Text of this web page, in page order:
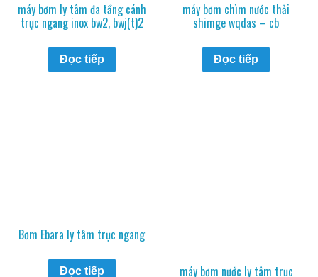
máy bơm ly tâm đa tầng cánh
trục ngang inox bw2, bwj(t)2
Đọc tiếp
máy bơm chìm nước thải
shimge wqdas – cb
Đọc tiếp
Bơm Ebara ly tâm trục ngang
Đọc tiếp máy bơm nước ly tâm trục